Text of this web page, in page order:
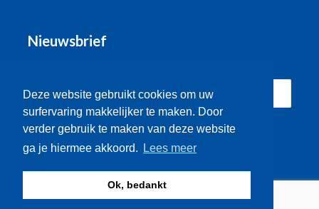
Deze website gebruikt cookies om uw
surfervaring makkelijker te maken. Door
verder gebruik te maken van deze website
ga je hiermee akkoord.
Lees meer
Ok, bedankt
Nieuwsbrief
© Brugse Radio 2026